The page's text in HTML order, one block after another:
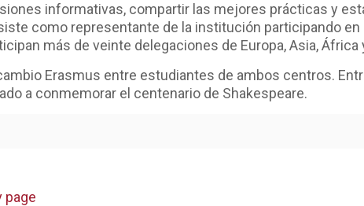
informativas, compartir las mejores prácticas y
como representante de la institución participando en
más de veinte delegaciones de Europa, Asia, África
Erasmus entre estudiantes de ambos centros.
a conmemorar el centenario de Shakespeare.
page